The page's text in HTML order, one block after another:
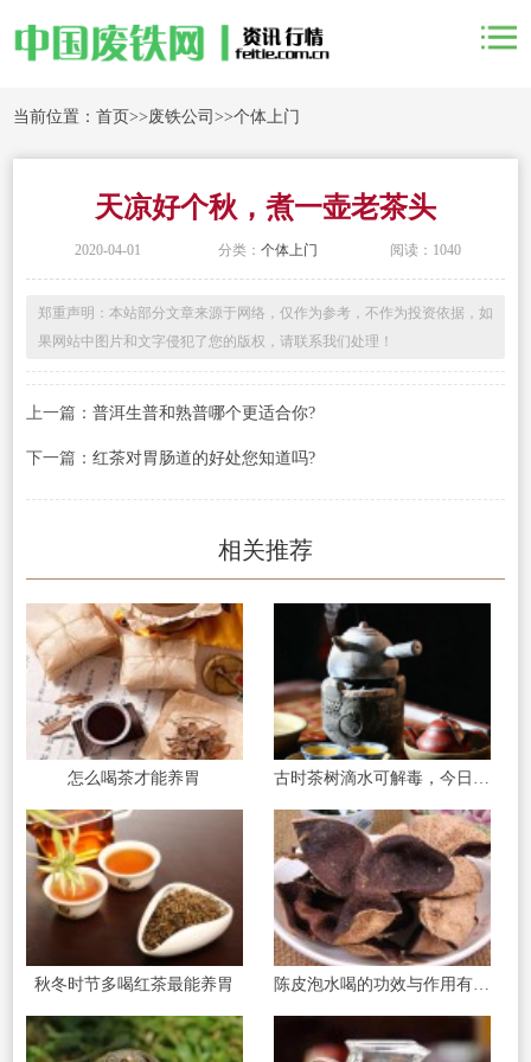
当前位置：首页>>废铁公司>>个体上门
天凉好个秋，煮一壶老茶头
2020-04-01 分类： 个体上门 阅读：1040
郑重声明：本站部分文章来源于网络，仅作为参考，不作为投资依据，如
果网站中图片和文字侵犯了您的版权，请联系我们处理！
上一篇： 普洱生普和熟普哪个更适合你?
下一篇： 红茶对胃肠道的好处您知道吗?
相关推荐
怎么喝茶才能养胃
秋冬时节多喝红茶最能养胃 陈皮泡水喝的功效与作用有哪些?